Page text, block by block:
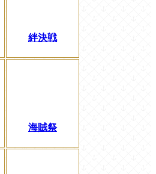
絆決戦
海賊祭